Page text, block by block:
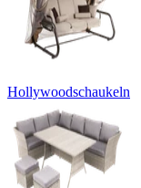
Hollywoodschaukeln